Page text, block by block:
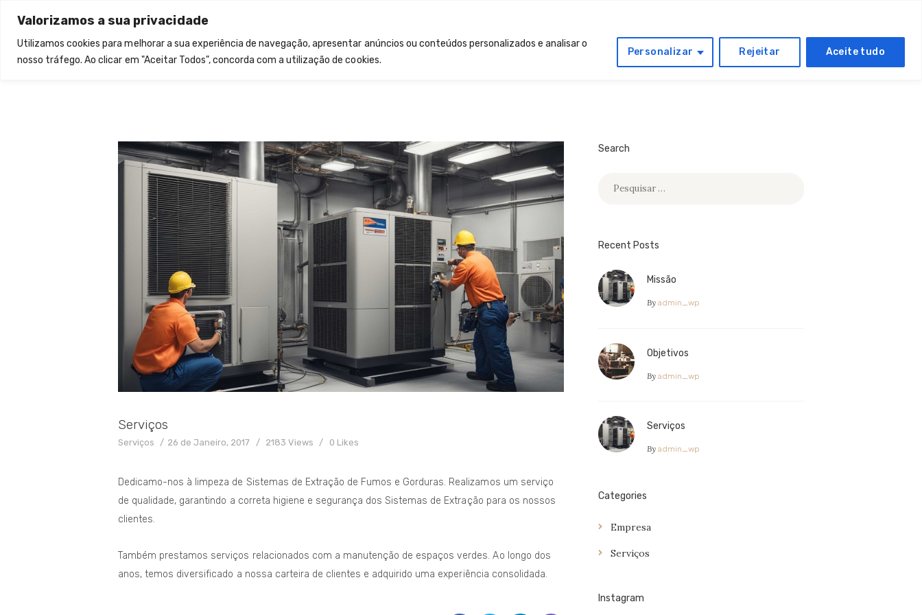
Valorizamos a sua privacidade
Utilizamos cookies para melhorar a sua experiência de navegação, apresentar anúncios ou conteúdos personalizados e analisar o
nosso tráfego. Ao clicar em "Aceitar Todos", concorda com a utilização de cookies.
Personalizar Rejeitar Aceite tudo
INÍCIO SOBRE NÓS CONTACTOS
SOBRE NÓS
Serviços
Serviços 26 de Janeiro, 2017 2183 Views 0 Likes
Dedicamo-nos à limpeza de Sistemas de Extração de Fumos e Gorduras. Realizamos um serviço
de qualidade, garantindo a correta higiene e segurança dos Sistemas de Extração para os nossos
clientes.
Também prestamos serviços relacionados com a manutenção de espaços verdes. Ao longo dos
anos, temos diversificado a nossa carteira de clientes e adquirido uma experiência consolidada.
Search
Pesquisar
Recent Posts
Missão
By admin_wp
Objetivos
By admin_wp
Serviços
By admin_wp
Categories
Empresa
Serviços
Instagram